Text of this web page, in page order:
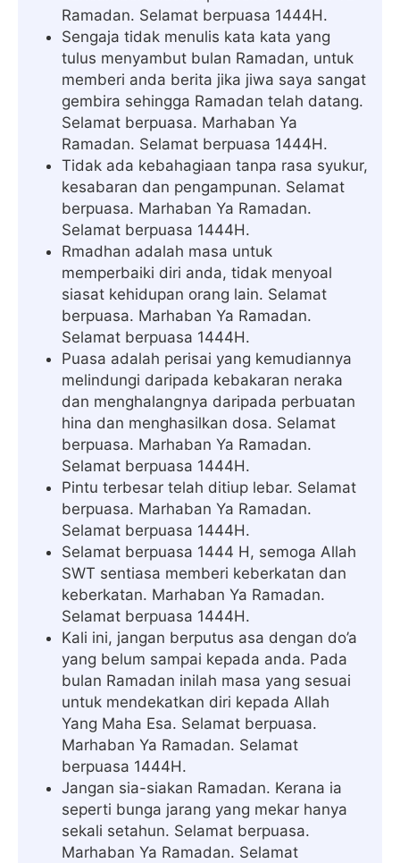
Ramadan. Selamat berpuasa 1444H.
Sengaja tidak menulis kata kata yang
tulus menyambut bulan Ramadan, untuk
memberi anda berita jika jiwa saya sangat
gembira sehingga Ramadan telah datang.
Selamat berpuasa. Marhaban Ya
Ramadan. Selamat berpuasa 1444H.
Tidak ada kebahagiaan tanpa rasa syukur,
kesabaran dan pengampunan. Selamat
berpuasa. Marhaban Ya Ramadan.
Selamat berpuasa 1444H.
Rmadhan adalah masa untuk
memperbaiki diri anda, tidak menyoal
siasat kehidupan orang lain. Selamat
berpuasa. Marhaban Ya Ramadan.
Selamat berpuasa 1444H.
Puasa adalah perisai yang kemudiannya
melindungi daripada kebakaran neraka
dan menghalangnya daripada perbuatan
hina dan menghasilkan dosa. Selamat
berpuasa. Marhaban Ya Ramadan.
Selamat berpuasa 1444H.
Pintu terbesar telah ditiup lebar. Selamat
berpuasa. Marhaban Ya Ramadan.
Selamat berpuasa 1444H.
Selamat berpuasa 1444 H, semoga Allah
SWT sentiasa memberi keberkatan dan
keberkatan. Marhaban Ya Ramadan.
Selamat berpuasa 1444H.
Kali ini, jangan berputus asa dengan do’a
yang belum sampai kepada anda. Pada
bulan Ramadan inilah masa yang sesuai
untuk mendekatkan diri kepada Allah
Yang Maha Esa. Selamat berpuasa.
Marhaban Ya Ramadan. Selamat
berpuasa 1444H.
Jangan sia-siakan Ramadan. Kerana ia
seperti bunga jarang yang mekar hanya
sekali setahun. Selamat berpuasa.
Marhaban Ya Ramadan. Selamat